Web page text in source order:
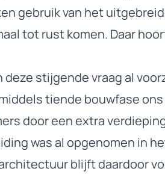
gebruik van het
tot rust komen. Daar
deze stijgende vraag al
tiende bouwfase
door een extra
was al opgenomen in
blijft daardoor